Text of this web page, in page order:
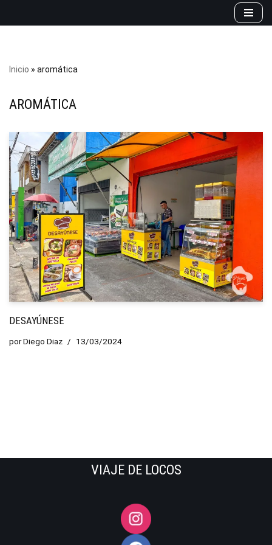
Inicio » aromática
AROMÁTICA
DESAYÚNESE
porDiego Diaz 13/03/2024
VIAJE DE LOCOS